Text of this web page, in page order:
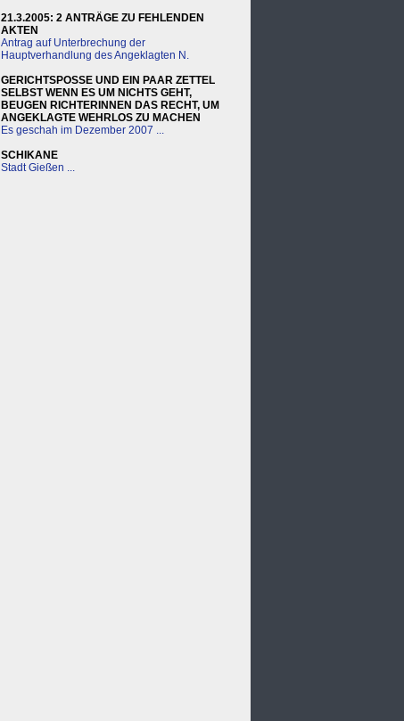
21.3.2005: 2 ANTRÄGE ZU FEHLENDEN
AKTEN
Antrag auf Unterbrechung der
Hauptverhandlung des Angeklagten N.
GERICHTSPOSSE UND EIN PAAR ZETTEL
SELBST WENN ES UM NICHTS GEHT,
BEUGEN RICHTERINNEN DAS RECHT, UM
ANGEKLAGTE WEHRLOS ZU MACHEN
Es geschah im Dezember 2007 ...
SCHIKANE
Stadt Gießen ...